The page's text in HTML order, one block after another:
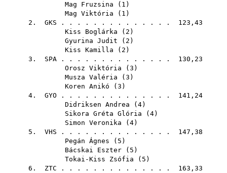
Mag Fruzsina ( 1 )
Mag Viktória ( 1 )
2. GKS . . . . . . . . . . . . . . 123,43
Kiss Boglárka ( 2 )
Gyurina Judit ( 2 )
Kiss Kamilla ( 2 )
3. SPA . . . . . . . . . . . . . . 130,23
Orosz Viktória ( 3 )
Musza Valéria ( 3 )
Koren Anikó ( 3 )
4. GYO . . . . . . . . . . . . . . 141,24
Didriksen Andrea ( 4)
Sikora Gréta Glória ( 4)
Simon Veronika ( 4)
5. VHS . . . . . . . . . . . . . . 147,38
Pegán Ágnes ( 5 )
Bácskai Eszter ( 5 )
Tokai-Kiss Zsófia ( 5 )
6. ZTC . . . . . . . . . . . . . . 163,33